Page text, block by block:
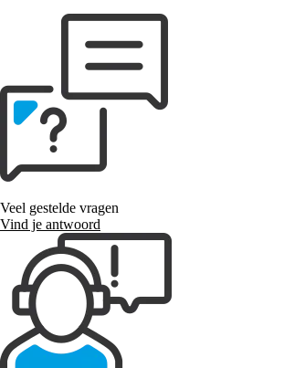
Veel gestelde vragen
Vind je antwoord